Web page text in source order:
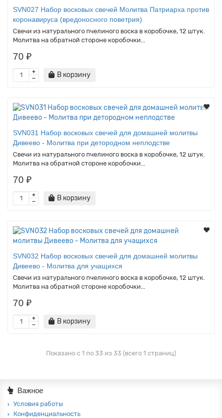
SVN027 Набор восковых свечей Молитва Патриарха против
коронавируса (вредоносного поветрия)
Свечи из натурального пчелиного воска в коробочке, 12 штук.
Молитва на обратной стороне коробочки...
70 ₽
В корзину
SVN031 Набор восковых свечей для домашней молитвы
Дивеево - Молитва при детородном неплодстве
Свечи из натурального пчелиного воска в коробочке, 12 штук.
Молитва на обратной стороне коробочки...
70 ₽
В корзину
SVN032 Набор восковых свечей для домашней молитвы
Дивеево - Молитва для учащихся
Свечи из натурального пчелиного воска в коробочке, 12 штук.
Молитва на обратной стороне коробочки...
70 ₽
В корзину
Показано с 1 по 33 из 33 (всего 1 страниц)
Важное
Условия работы
Конфиденциальность